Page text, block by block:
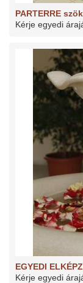
PARTERRE
Kérje egyedi
EGYEDI
Kérje egyedi